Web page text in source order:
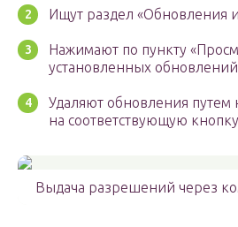
Ищут раздел «Обновления и
Нажимают по пункту
установленных
Удаляют обновления путем
на соответствующую
Выдача разрешений через